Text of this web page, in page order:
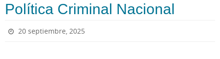
Política Criminal Nacional
20 septiembre, 2025